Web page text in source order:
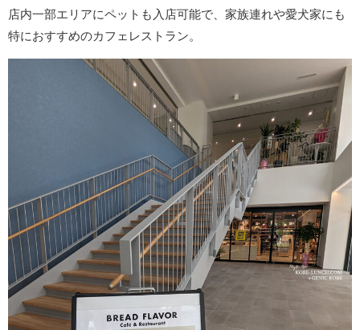
店内一部エリアにペットも入店可能で、家族連れや愛犬家にも
特におすすめのカフェレストラン。